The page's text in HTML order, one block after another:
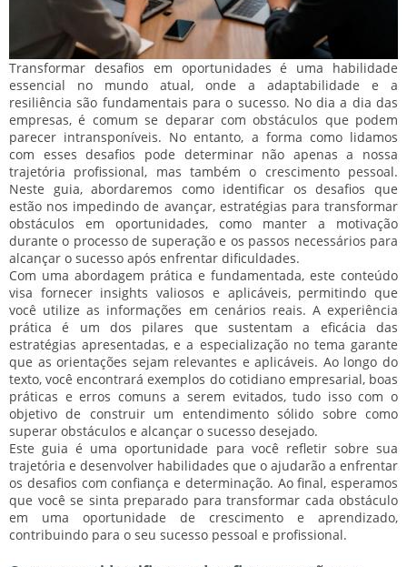
Transformar desafios em oportunidades é uma habilidade
essencial no mundo atual, onde a adaptabilidade e a
resiliência são fundamentais para o sucesso. No dia a dia das
empresas, é comum se deparar com obstáculos que podem
parecer intransponíveis. No entanto, a forma como lidamos
com esses desafios pode determinar não apenas a nossa
trajetória profissional, mas também o crescimento pessoal.
Neste guia, abordaremos como identificar os desafios que
estão nos impedindo de avançar, estratégias para transformar
obstáculos em oportunidades, como manter a motivação
durante o processo de superação e os passos necessários para
alcançar o sucesso após enfrentar dificuldades.
Com uma abordagem prática e fundamentada, este conteúdo
visa fornecer insights valiosos e aplicáveis, permitindo que
você utilize as informações em cenários reais. A experiência
prática é um dos pilares que sustentam a eficácia das
estratégias apresentadas, e a especialização no tema garante
que as orientações sejam relevantes e aplicáveis. Ao longo do
texto, você encontrará exemplos do cotidiano empresarial, boas
práticas e erros comuns a serem evitados, tudo isso com o
objetivo de construir um entendimento sólido sobre como
superar obstáculos e alcançar o sucesso desejado.
Este guia é uma oportunidade para você refletir sobre sua
trajetória e desenvolver habilidades que o ajudarão a enfrentar
os desafios com confiança e determinação. Ao final, esperamos
que você se sinta preparado para transformar cada obstáculo
em uma oportunidade de crescimento e aprendizado,
contribuindo para o seu sucesso pessoal e profissional.